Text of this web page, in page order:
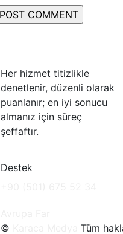
Her hizmet titizlikle
denetlenir, düzenli olarak
puanlanır; en iyi sonucu
almanız için süreç
şeffaftır.
Destek
©
Tüm